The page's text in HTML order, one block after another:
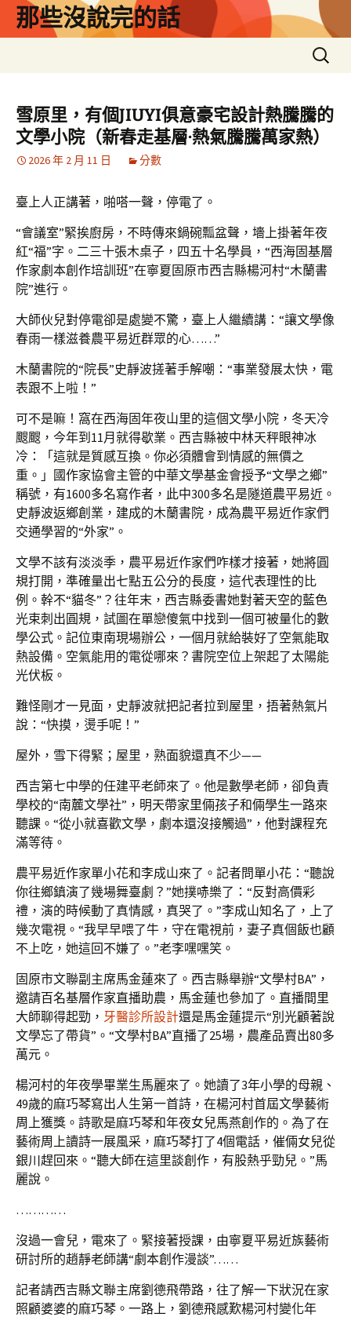
那些沒說完的話
搜
尋
鍵
字:
雪原里，有個JIUYI俱意豪宅設計熱騰騰的
文學小院（新春走基層·熱氣騰騰萬家熱）
2026 年 2 月 11 日 分數
臺上人正講著，啪嗒一聲，停電了。
“會議室”緊挨廚房，不時傳來鍋碗瓢盆聲，墻上掛著年夜
紅“福”字。二三十張木桌子，四五十名學員，“西海固基層
作家劇本創作培訓班”在寧夏固原市西吉縣楊河村“木蘭書
院”進行。
大師伙兒對停電卻是處變不驚，臺上人繼續講：“讓文學像
春雨一樣滋養農平易近群眾的心……”
木蘭書院的“院長”史靜波搓著手解嘲：“事業發展太快，電
表跟不上啦！”
可不是嘛！窩在西海固年夜山里的這個文學小院，冬天冷
颼颼，今年到11月就得歇業。西吉縣被中林天秤眼神冰
冷：「這就是質感互換。你必須體會到情感的無價之
重。」國作家協會主管的中華文學基金會授予“文學之鄉”
稱號，有1600多名寫作者，此中300多名是隧道農平易近。
史靜波返鄉創業，建成的木蘭書院，成為農平易近作家們
交通學習的“外家”。
文學不該有淡淡季，農平易近作家們咋樣才接著，她將圓
規打開，準確量出七點五公分的長度，這代表理性的比
例。幹不“貓冬”？往年末，西吉縣委書她對著天空的藍色
光束刺出圓規，試圖在單戀傻氣中找到一個可被量化的數
學公式。記位東南現場辦公，一個月就給裝好了空氣能取
熱設備。空氣能用的電從哪來？書院空位上架起了太陽能
光伏板。
難怪剛才一見面，史靜波就把記者拉到屋里，捂著熱氣片
說：“快摸，燙手呢！”
屋外，雪下得緊；屋里，熟面貌還真不少——
西吉第七中學的任建平老師來了。他是數學老師，卻負責
學校的“南麓文學社”，明天帶家里倆孩子和倆學生一路來
聽課。“從小就喜歡文學，劇本還沒接觸過”，他對課程充
滿等待。
農平易近作家單小花和李成山來了。記者問單小花：“聽說
你往鄉鎮演了幾場舞臺劇？”她撲哧樂了：“反對高價彩
禮，演的時候動了真情感，真哭了。”李成山知名了，上了
幾次電視。“我早早喂了牛，守在電視前，妻子真個飯也顧
不上吃，她這回不嫌了。”老李嘿嘿笑。
固原市文聯副主席馬金蓮來了。西吉縣舉辦“文學村BA”，
邀請百名基層作家直播助農，馬金蓮也參加了。直播間里
大師聊得起勁， 牙醫診所設計還是馬金蓮提示“別光顧著說
文學忘了帶貨”。“文學村BA”直播了25場，農產品賣出80多
萬元。
楊河村的年夜學畢業生馬麗來了。她讀了3年小學的母親、
49歲的麻巧琴寫出人生第一首詩，在楊河村首屆文學藝術
周上獲獎。詩歌是麻巧琴和年夜女兒馬燕創作的。為了在
藝術周上讀詩一展風采，麻巧琴打了4個電話，催倆女兒從
銀川趕回來。“聽大師在這里談創作，有股熱乎勁兒。”馬
麗說。
…………
沒過一會兒，電來了。緊接著授課，由寧夏平易近族藝術
研討所的趙靜老師講“劇本創作漫談”……
記者請西吉縣文聯主席劉德飛帶路，往了解一下狀況在家
照顧婆婆的麻巧琴。一路上，劉德飛感歎楊河村變化年